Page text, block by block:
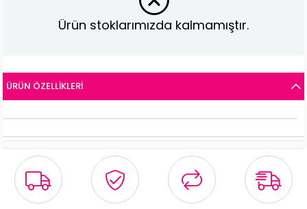
Ürün stoklarımızda kalmamıştır.
ÜRÜN ÖZELLIKLERI